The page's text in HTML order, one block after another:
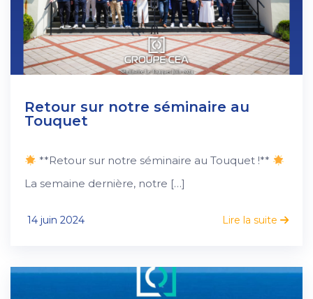
Retour sur notre séminaire au
Touquet
**Retour sur notre séminaire au Touquet !**
La semaine dernière, notre […]
14 juin 2024 Lire la suite